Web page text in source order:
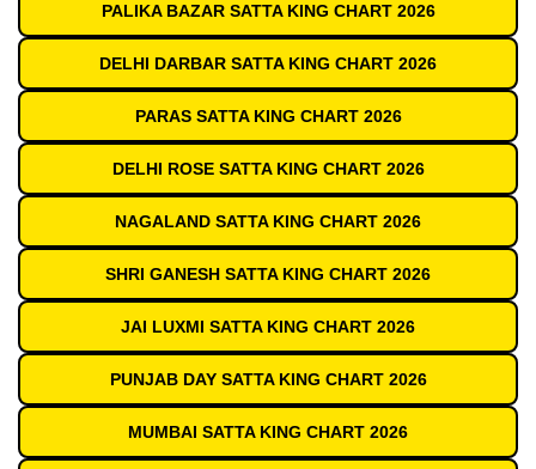
PALIKA BAZAR SATTA KING CHART 2026
DELHI DARBAR SATTA KING CHART 2026
PARAS SATTA KING CHART 2026
DELHI ROSE SATTA KING CHART 2026
NAGALAND SATTA KING CHART 2026
SHRI GANESH SATTA KING CHART 2026
JAI LUXMI SATTA KING CHART 2026
PUNJAB DAY SATTA KING CHART 2026
MUMBAI SATTA KING CHART 2026